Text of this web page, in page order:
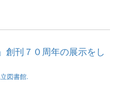
創刊７０周年の展示をし
図書館.